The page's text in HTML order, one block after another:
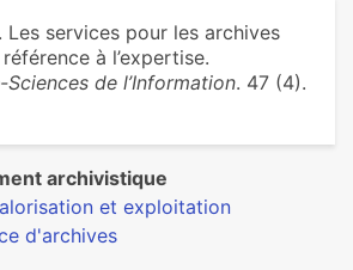
Les services pour les archives
à l’expertise.
de l’Information. 47 (4).
archivistique
et exploitation
d'archives